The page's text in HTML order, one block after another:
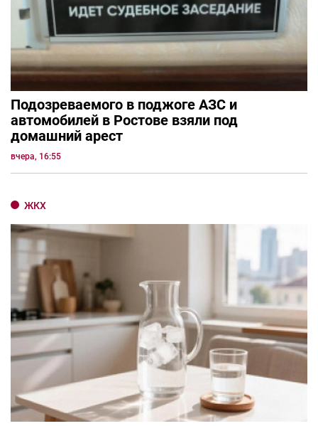
Подозреваемого в поджоге АЗС и
автомобилей в Ростове взяли под
домашний арест
вчера, 16:55
ЖКХ